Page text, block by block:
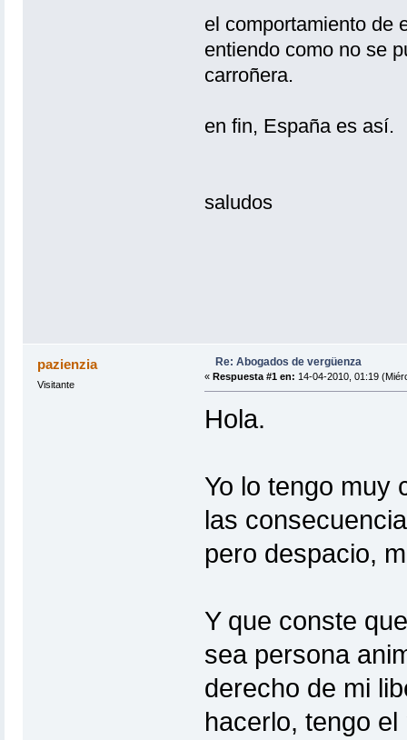
el comportamiento de
entiendo como no se
carroñera.
en fin, España es así.
saludos
pazienzia
Visitante
Re: Abogados de vergüenza
« Respuesta #1 en: 14-04-2010, 01:19
Hola.
Yo lo tengo muy
las
pero despacio,
Y que conste
sea persona
derecho de mi
hacerlo, tengo